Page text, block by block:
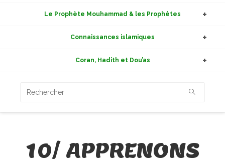
Le Prophète Mouhammad & les Prophètes
Connaissances islamiques
Coran, Hadith et Dou’as
10/ APPRENONS